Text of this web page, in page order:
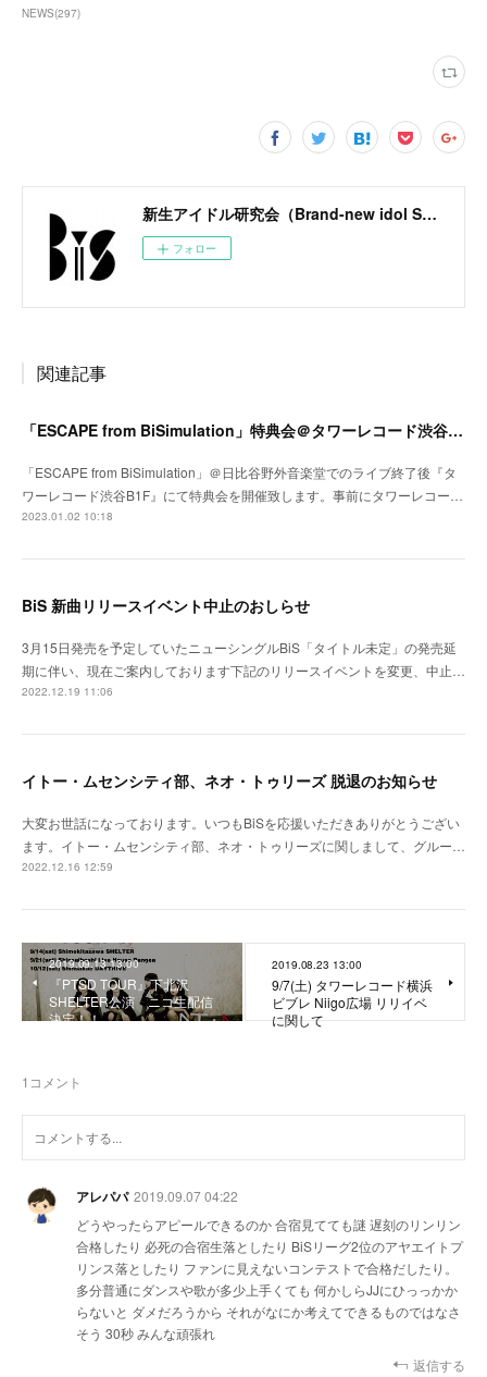
NEWS(297)
新生アイドル研究会（Brand-new idol Society）公式サイト / BiS OFFICIAL SITE
フォロー
関連記事
「ESCAPE from BiSimulation」特典会＠タワーレコード渋谷B1F開催決定のお知らせ
「ESCAPE from BiSimulation」＠日比谷野外音楽堂でのライブ終了後『タ
ワーレコード渋谷B1F』にて特典会を開催致します。事前にタワーレコー…
2023.01.02 10:18
BiS 新曲リリースイベント中止のおしらせ
3月15日発売を予定していたニューシングルBiS「タイトル未定」の発売延
期に伴い、現在ご案内しております下記のリリースイベントを変更、中止…
2022.12.19 11:06
イトー・ムセンシティ部、ネオ・トゥリーズ 脱退のお知らせ
大変お世話になっております。いつもBiSを応援いただきありがとうござい
ます。イトー・ムセンシティ部、ネオ・トゥリーズに関しまして、グルー…
2022.12.16 12:59
2019.09.13 13:00
『PTSD TOUR』下北沢
SHELTER公演 ニコ生配信
決定！！
2019.08.23 13:00
9/7(土) タワーレコード横浜
ビブレ Niigo広場 リリイベ
に関して
1 コメント
アレパパ 2019.09.07 04:22
どうやったらアピールできるのか 合宿見てても謎 遅刻のリンリン
合格したり 必死の合宿生落としたり BiSリーグ2位のアヤエイトプ
リンス落としたり ファンに見えないコンテストで合格だしたり。
多分普通にダンスや歌が多少上手くても 何かしらJJにひっっかか
らないと ダメだろうから それがなにか考えてできるものではなさ
そう 30秒 みんな頑張れ
返信する